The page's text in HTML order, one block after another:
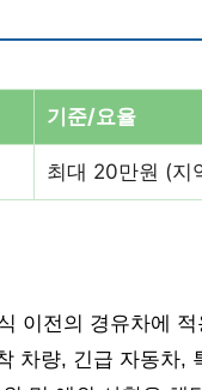
기준/요율
최대 20만원 (지
이전의 경유차에
차량, 긴급 자동차,